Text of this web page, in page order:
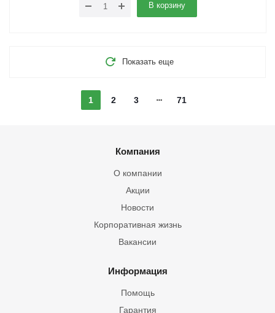
В корзину
Показать еще
1 2 3 71
Компания
О компании
Акции
Новости
Корпоративная жизнь
Вакансии
Информация
Помощь
Гарантия